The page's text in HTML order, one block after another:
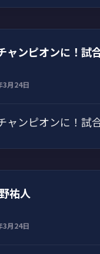
ャンピオンに！試
3月24日
ャンピオンに！試
祐人
3月24日